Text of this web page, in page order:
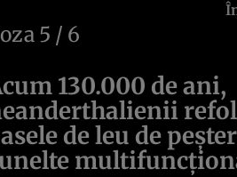
5 / 6
130.000 de ani,
de leu de